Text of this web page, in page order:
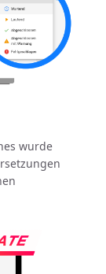
wurde